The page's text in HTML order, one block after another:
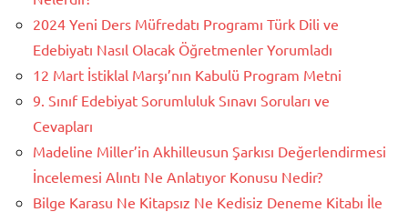
2024 Yeni Ders Müfredatı Programı Türk Dili ve
Edebiyatı Nasıl Olacak Öğretmenler Yorumladı
12 Mart İstiklal Marşı’nın Kabulü Program Metni
9. Sınıf Edebiyat Sorumluluk Sınavı Soruları ve
Cevapları
Madeline Miller’in Akhilleusun Şarkısı Değerlendirmesi
İncelemesi Alıntı Ne Anlatıyor Konusu Nedir?
Bilge Karasu Ne Kitapsız Ne Kedisiz Deneme Kitabı İle